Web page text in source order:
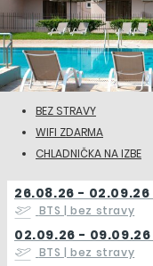
BEZ STRAVY
WIFI ZDARMA
CHLADNIČKA NA IZBE
26.08.26 - 02.09.26
BTS| bez stravy
02.09.26 - 09.09.26
BTS| bez stravy